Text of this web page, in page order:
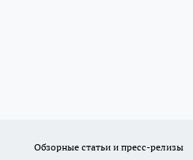
Обзорные статьи и пресс-релизы